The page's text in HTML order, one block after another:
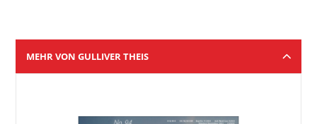
MEHR VON GULLIVER THEIS